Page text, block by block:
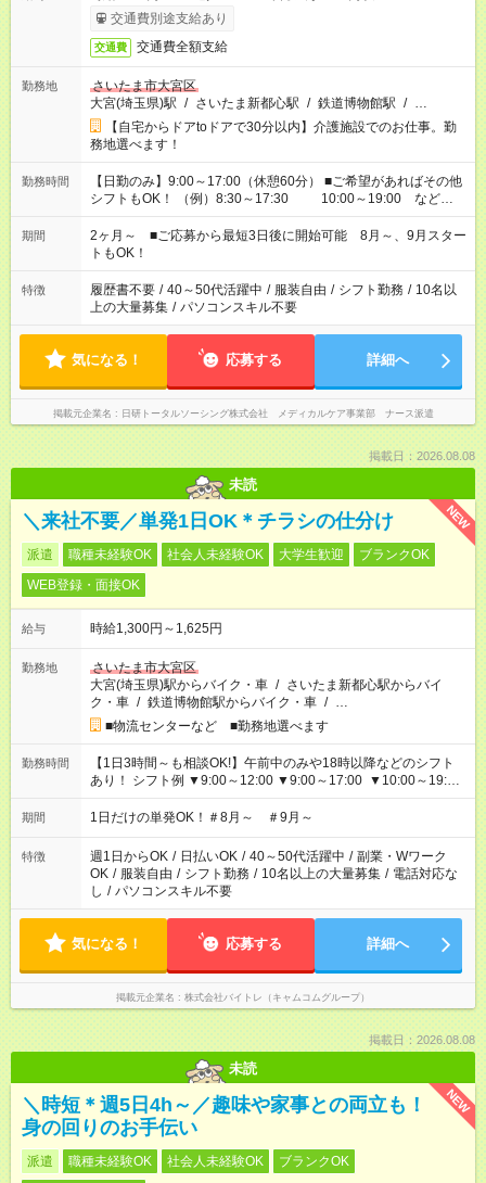
交通費別途支給あり
交通費 交通費全額支給
勤務地
さいたま市大宮区
大宮(埼玉県)駅 / さいたま新都心駅 / 鉄道博物館駅 / …
【自宅からドアtoドアで30分以内】介護施設でのお仕事。勤
務地選べます！
勤務時間
【日勤のみ】9:00～17:00（休憩60分） ■ご希望があればその他
シフトもOK！ （例）8:30～17:30 10:00～19:00 など
「家族とお休みを合わせたい」 「できれば残業はしたくない」
など、あなたのご希望に沿ったお仕事をご紹介します！ ※Wワ
ーク希望の方へ 今ご覧のお仕事で希望する勤務時間と、もう1つ
のお仕事の勤務時間。 合計で週40時間を超える場合は応募でき
ません
期間
2ヶ月～ ■ご応募から最短3日後に開始可能 8月～、9月スター
トもOK！
特徴 履歴書不要 / 40～50代活躍中 / 服装自由 / シフト勤務 / 10名以
上の大量募集 / パソコンスキル不要
気になる！ 応募する 詳細へ
掲載元企業名 日研トータルソーシング株式会社 メディカルケア事業部 ナース派遣
掲載日：2026.08.08
未読
NEW
＼来社不要／単発1日OK＊チラシの仕分け
派遣 職種未経験OK 社会人未経験OK 大学生歓迎
ブランクOK
WEB登録・面接OK
給与 時給1,300円～1,625円
勤務地
さいたま市大宮区
大宮(埼玉県)駅からバイク・車 / さいたま新都心駅からバイ
ク・車 / 鉄道博物館駅からバイク・車 / …
■物流センターなど ■勤務地選べます
勤務時間
【1日3時間～も相談OK!】午前中のみや18時以降などのシフト
あり！ シフト例 ▼9:00～12:00 ▼9:00～17:00 ▼10:00～19:00
▼18:00～21:00
期間 1日だけの単発OK！＃8月～ ＃9月～
特徴 週1日からOK / 日払いOK / 40～50代活躍中 / 副業・Wワーク
OK / 服装自由 / シフト勤務 / 10名以上の大量募集 / 電話対応な
し / パソコンスキル不要
気になる！ 応募する 詳細へ
掲載元企業名 株式会社バイトレ（キャムコムグループ）
掲載日：2026.08.08
未読
NEW
＼時短＊週5日4h～／趣味や家事との両立も！
身の回りのお手伝い
派遣 職種未経験OK 社会人未経験OK
ブランクOK